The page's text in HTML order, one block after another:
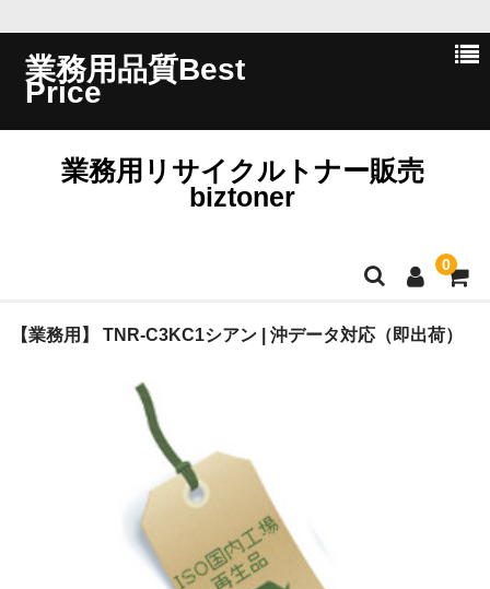
業務用品質Best
Price
業務用リサイクルトナー販売
biztoner
0
ホーム
特定商取引法に基づく表示
【業務用】 TNR-C3KC1シアン | 沖データ対応（即出荷）